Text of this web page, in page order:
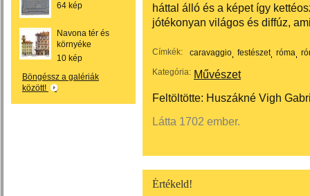
64 kép
Navona tér és
környéke
10 kép
Böngéssz a galériák
között!
háttal álló és a képet így
jótékonyan világos és diffúz,
Címkék: caravaggio festészet róma
Kategória: Művészet
Feltöltötte: Huszákné Vigh
Látta 1702 ember.
Értékeld!